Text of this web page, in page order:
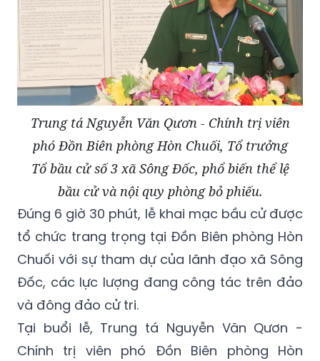
Trung tá Nguyễn Văn Qươn - Chính trị viên
phó Đồn Biên phòng Hòn Chuối, Tổ trưởng
Tổ bầu cử số 3 xã Sông Đốc, phổ biến thể lệ
bầu cử và nội quy phòng bỏ phiếu.
Đúng 6 giờ 30 phút, lễ khai mạc bầu cử được
tổ chức trang trọng tại Đồn Biên phòng Hòn
Chuối với sự tham dự của lãnh đạo xã Sông
Đốc, các lực lượng đang công tác trên đảo
và đông đảo cử tri.
Tại buổi lễ, Trung tá Nguyễn Văn Qươn -
Chính trị viên phó Đồn Biên phòng Hòn